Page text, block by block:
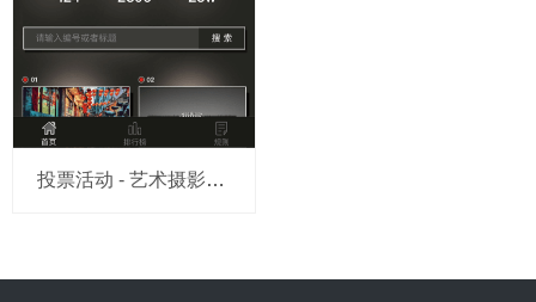
投票活动 - 艺术摄影大赛